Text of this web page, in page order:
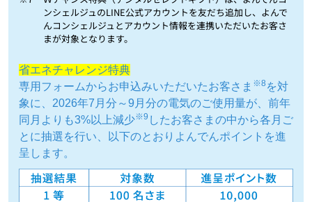
ンシェルジュのLINE公式アカウントを友だち追加し、よんで
んコンシェルジュとアカウント情報を連携いただいたお客さ
まが対象となります。
省エネチャレンジ特典
専用フォームからお申込みいただいたお客さま ※8 を対
象に、2026年7月分～9月分の電気のご使用量が、前年
同月よりも3%以上減少※9 したお客さまの中から各月ご
とに抽選を行い、以下のとおりよんでんポイントを進
呈します。